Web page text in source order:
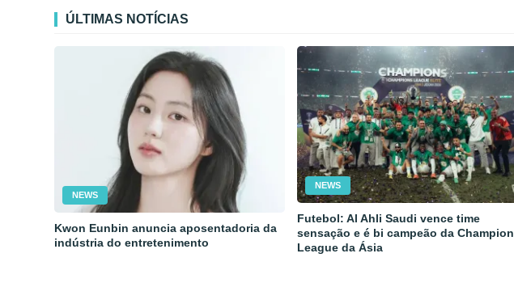
ÚLTIMAS NOTÍCIAS
NEWS
Kwon Eunbin anuncia aposentadoria da
indústria do entretenimento
NEWS
Futebol: Al Ahli Saudi vence time
sensação e é bi campeão da
League da Ásia